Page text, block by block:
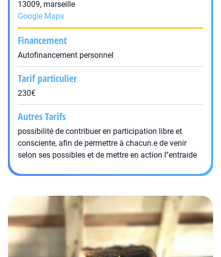
13009, marseille
Google Maps
Financement
Autofinancement personnel
Tarif particulier
230€
Autres Tarifs
possibilité de contribuer en participation libre et
consciente, afin de permettre à chacun.e de venir
selon ses possibles et de mettre en action l''entraide